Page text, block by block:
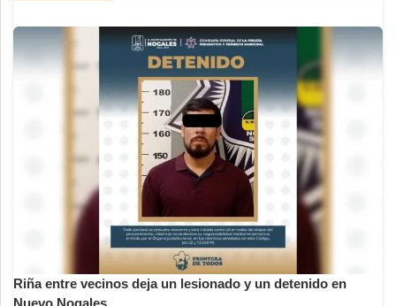
Riña entre vecinos deja un lesionado y un detenido en
Nuevo Nogales